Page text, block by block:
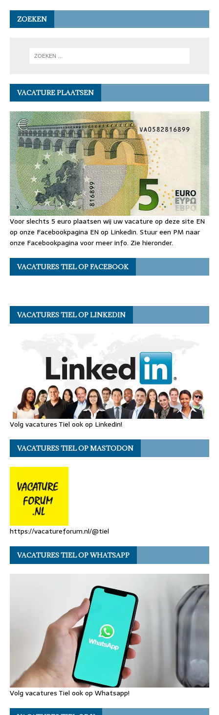
ZOEKEN
VACATURE PLAATSEN
Voor slechts 5 euro plaatsen wij uw vacature op deze site EN
op onze Facebookpagina EN op Linkedin. Stuur een PM naar
onze Facebookpagina voor meer info. Zie hieronder.
VACATURES TIEL OP FACEBOOK
VACATURES TIEL OP LINKEDIN
Volg vacatures Tiel ook op Linkedin!
VACATURES TIEL OP MASTODON
https://vacatureforum.nl/@tiel
VACATURES TIEL OP WHATSAPP
Volg vacatures Tiel ook op Whatsapp!